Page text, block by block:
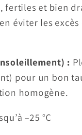
fertiles et bien
éviter les excès
:
pour un bon
homogène.
–25 °C